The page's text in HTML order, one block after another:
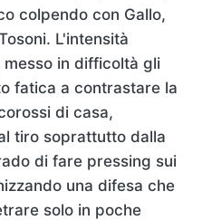
colpendo con Gallo,
L'intensità
in difficoltà gli
fatica a contrastare la
di casa,
tiro soprattutto dalla
di fare pressing sui
una difesa che
solo in poche